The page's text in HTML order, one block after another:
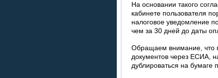
На основании такого
кабинете пользователя
налоговое уведомление
чем за 30 дней до даты
Обращаем внимание, что
документов через ЕСИА,
дублироваться на бумаге